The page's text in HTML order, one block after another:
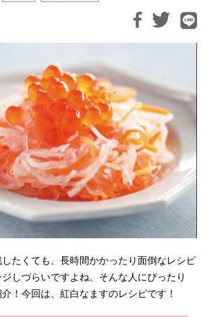
たくても、長時間かかったり面倒なレシピ
しづらいですよね。そんな人にぴったり
！今回は、紅白なますのレシピです！